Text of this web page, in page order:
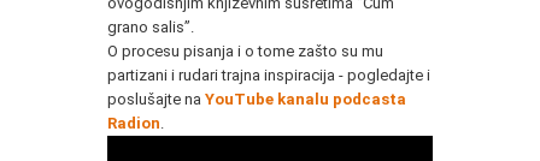
grano salis”.
O procesu pisanja i o tome zašto su mu
partizani i rudari trajna inspiracija - pogledajte i
poslušajte na YouTube kanalu podcasta
Radion